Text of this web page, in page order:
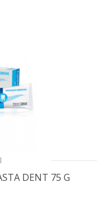
DENT 75 G